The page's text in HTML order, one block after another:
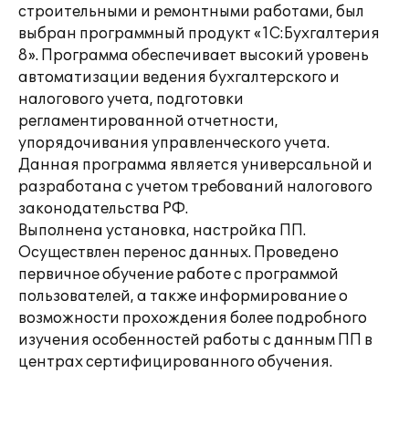
строительными и ремонтными работами, был
выбран программный продукт «1С:Бухгалтерия
8». Программа обеспечивает высокий уровень
автоматизации ведения бухгалтерского и
налогового учета, подготовки
регламентированной отчетности,
упорядочивания управленческого учета.
Данная программа является универсальной и
разработана с учетом требований налогового
законодательства РФ.
Выполнена установка, настройка ПП.
Осуществлен перенос данных. Проведено
первичное обучение работе с программой
пользователей, а также информирование о
возможности прохождения более подробного
изучения особенностей работы с данным ПП в
центрах сертифицированного обучения.